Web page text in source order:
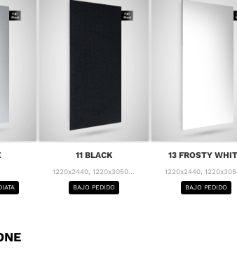
11 BLACK
1220x2440, 1220x3050...
BAJO PEDIDO
13 FROSTY
1220x2440,
BAJO PEDIDO